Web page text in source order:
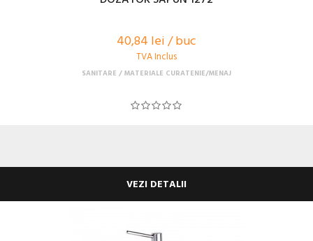
40,84 lei / buc
TVA Inclus
SANITARE MATERIALE CURATENIE/MENAJ
VEZI DETALII